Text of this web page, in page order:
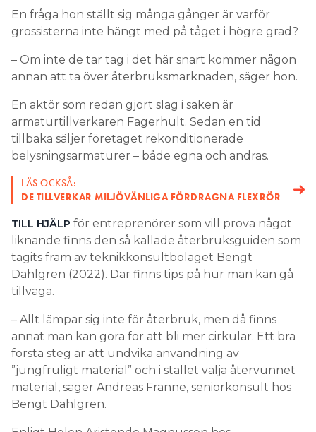
En fråga hon ställt sig många gånger är varför
grossisterna inte hängt med på tåget i högre grad?
– Om inte de tar tag i det här snart kommer någon
annan att ta över återbruksmarknaden, säger hon.
En aktör som redan gjort slag i saken är
armaturtillverkaren Fagerhult. Sedan en tid
tillbaka säljer företaget rekonditionerade
belysningsarmaturer – både egna och andras.
LÄS OCKSÅ:
DE TILLVERKAR MILJÖVÄNLIGA FÖRDRAGNA FLEXRÖR
TILL HJÄLP för entreprenörer som vill prova något
liknande finns den så kallade återbruksguiden som
tagits fram av teknikkonsultbolaget Bengt
Dahlgren (2022). Där finns tips på hur man kan gå
tillväga.
– Allt lämpar sig inte för återbruk, men då finns
annat man kan göra för att bli mer cirkulär. Ett bra
första steg är att undvika användning av
”jungfruligt material” och i stället välja återvunnet
material, säger Andreas Fränne, seniorkonsult hos
Bengt Dahlgren.